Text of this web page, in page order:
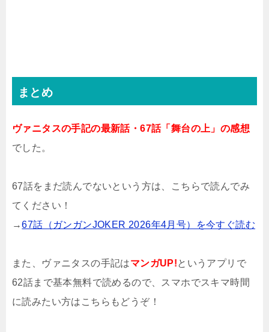
まとめ
ヴァニタスの手記の最新話・67話「舞台の上」の感想
でした。
67話をまだ読んでないという方は、こちらで読んでみ
てください！
→67話（ガンガンJOKER 2026年4月号）を今すぐ読む
また、ヴァニタスの手記はマンガUP!というアプリで
62話まで基本無料で読めるので、スマホでスキマ時間
に読みたい方はこちらもどうぞ！